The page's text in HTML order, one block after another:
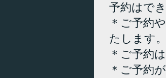
予約はで
＊ご予約
たします。
＊ご予約
＊ご予約